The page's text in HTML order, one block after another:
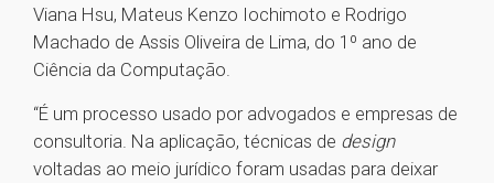
Viana Hsu, Mateus Kenzo Iochimoto e Rodrigo
Machado de Assis Oliveira de Lima, do 1º ano de
Ciência da Computação.
“É um processo usado por advogados e empresas de
consultoria. Na aplicação, técnicas de design
voltadas ao meio jurídico foram usadas para deixar